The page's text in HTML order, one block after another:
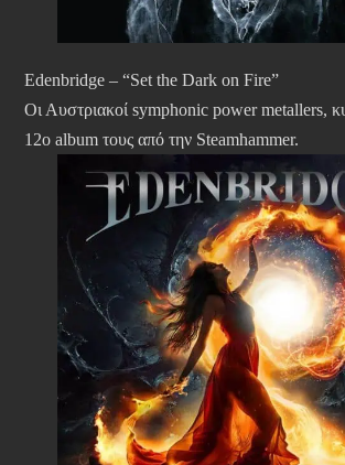
Edenbridge – “Set the Dark on Fire”
Οι Αυστριακοί symphonic power metallers,
12ο album τους από την Steamhammer.